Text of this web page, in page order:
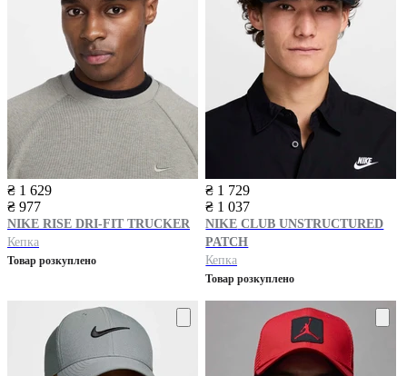
₴ 1 629
₴ 977
NIKE RISE DRI-FIT TRUCKER
Кепка
Товар розкуплено
₴ 1 729
₴ 1 037
NIKE CLUB UNSTRUCTURED
PATCH
Кепка
Товар розкуплено